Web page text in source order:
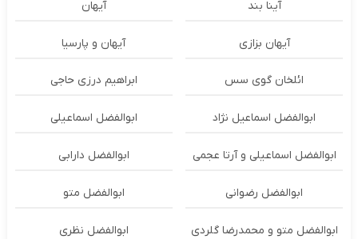
آینا بند آیهان
آیهان بزازی آیهان و پارسیا
ائلخان گوی سس ابراهیم درزی حاجی
ابوالفضل اسماعیل نژاد ابوالفضل اسماعیلی
ابوالفضل اسماعیلی و آرتا عجمی ابوالفضل دارابی
ابوالفضل رضوانی ابوالفضل متو
ابوالفضل متو و محمدرضا گلردی ابوالفضل نظری